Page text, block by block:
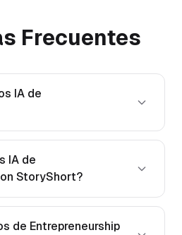
Frecuentes
IA de
IA de
StoryShort?
de Entrepreneurship